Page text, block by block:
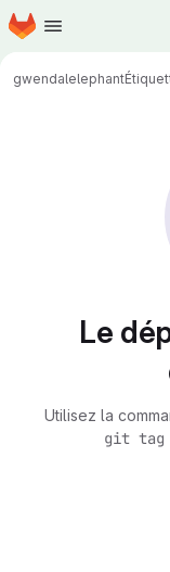
Passer au contenu principal
Page d'accueil
gwendalelephant
Le
Utilisez la
git tag